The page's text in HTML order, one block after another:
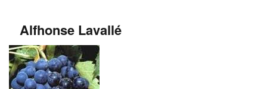
Alfhonse Lavallé